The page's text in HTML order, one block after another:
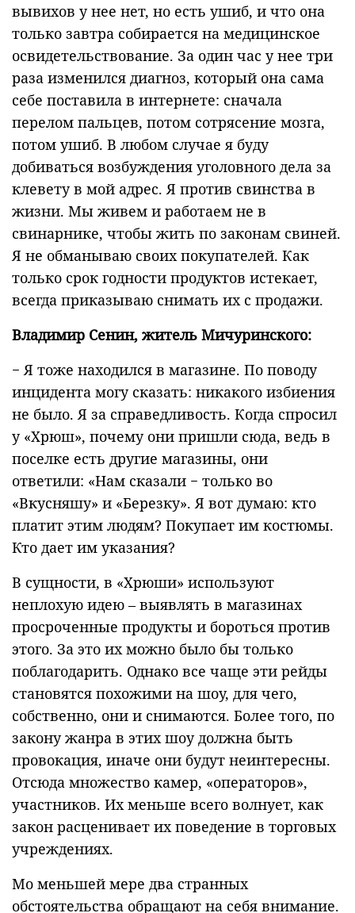
вывихов у нее нет, но есть ушиб, и что она
только завтра собирается на медицинское
освидетельствование. За один час у нее три
раза изменился диагноз, который она сама
себе поставила в интернете: сначала
перелом пальцев, потом сотрясение мозга,
потом ушиб. В любом случае я буду
добиваться возбуждения уголовного дела за
клевету в мой адрес. Я против свинства в
жизни. Мы живем и работаем не в
свинарнике, чтобы жить по законам свиней.
Я не обманываю своих покупателей. Как
только срок годности продуктов истекает,
всегда приказываю снимать их с продажи.
Владимир Сенин, житель Мичуринского:
− Я тоже находился в магазине. По поводу
инцидента могу сказать: никакого избиения
не было. Я за справедливость. Когда спросил
у «Хрюш», почему они пришли сюда, ведь в
поселке есть другие магазины, они
ответили: «Нам сказали − только во
«Вкусняшу» и «Березку». Я вот думаю: кто
платит этим людям? Покупает им костюмы.
Кто дает им указания?
В сущности, в «Хрюши» используют
неплохую идею – выявлять в магазинах
просроченные продукты и бороться против
этого. За это их можно было бы только
поблагодарить. Однако все чаще эти рейды
становятся похожими на шоу, для чего,
собственно, они и снимаются. Более того, по
закону жанра в этих шоу должна быть
провокация, иначе они будут неинтересны.
Отсюда множество камер, «операторов»,
участников. Их меньше всего волнует, как
закон расценивает их поведение в торговых
учреждениях.
Мо меньшей мере два странных
обстоятельства обращают на себя внимание.